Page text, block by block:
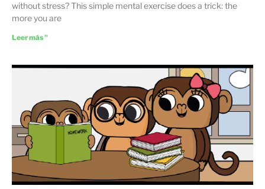
without stress? This simple mental exercise does a trick: the
more you are
Leer más "